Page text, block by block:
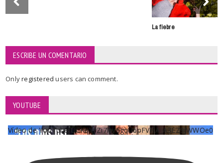
La fiebre
ESCRIBE UN COMENTARIO
Onlyregisteredusers can comment.
YOUTUBE
Vídeo de YouTube UCKqYjiZi7lzy6gqU6pFVFiA_A3EZ9JWWOe0